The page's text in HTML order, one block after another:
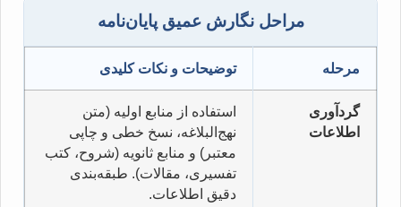
مراحل نگارش عمیق پایان‌نامه
مرحله توضیحات و نکات کلیدی
گردآوری
اطلاعات
استفاده از منابع اولیه (متن
نهج‌البلاغه، نسخ خطی و چاپی
معتبر) و منابع ثانویه (شروح، کتب
تفسیری، مقالات). طبقه‌بندی
دقیق اطلاعات.